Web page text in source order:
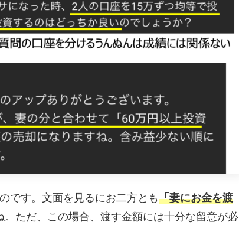
です。文面を見るにお二方とも「妻にお金を渡
。ただ、この場合、渡す金額には十分な留意が必